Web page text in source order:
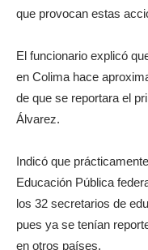
que provocan estas
El funcionario explicó
en Colima hace
de que se reportara el
Álvarez.
Indicó que
Educación Pública
los 32 secretarios de
pues ya se tenían
en otros países.